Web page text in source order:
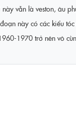
vẫn là veston, âu
này có các kiểu
1970 trở nên vô